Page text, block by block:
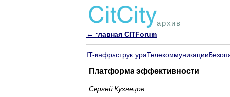
архив
← главная CITForum
IT-инфраструктураТелекоммуникации
Платформа эффективности
Сергей Кузнецов